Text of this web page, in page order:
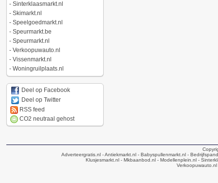
- Sinterklaasmarkt.nl
- Skimarkt.nl
- Speelgoedmarkt.nl
- Speurmarkt.be
- Speurmarkt.nl
- Verkoopuwauto.nl
- Vissenmarkt.nl
- Woningruilplaats.nl
Deel op Facebook
Deel op Twitter
RSS feed
CO2 neutraal gehost
Adverteergratis.nl - Antiekmarkt.nl - Babyspullenmarkt.nl -
Klusjesmarkt.nl- Mkbaanbod.nl- Modellenplein.nl-
Verkoopuwauto.nl